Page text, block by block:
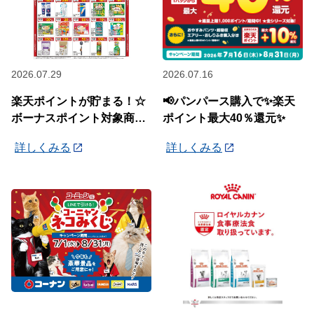
2026.07.29
楽天ポイントが貯まる！☆
ボーナスポイント対象商品
詳しくみる
2026.07.16
📢パンパース購入で✨楽天
ポイント最大40％還元✨
詳しくみる